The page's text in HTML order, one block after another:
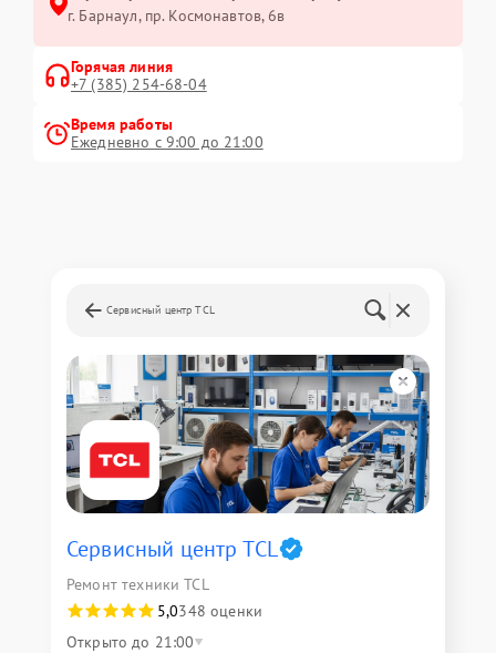
г. Барнаул, ​пр. Космонавтов, 6в
Горячая линия
+7 (385) 254-68-04
Время работы
Ежедневно с 9:00 до 21:00
Сервисный центр TCL
Сервисный центр TCL
Ремонт техники TCL
5,0348 оценки
Открыто до 21:00